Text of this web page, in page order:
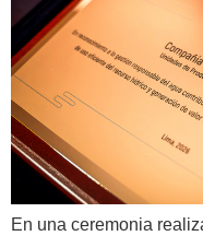
En una ceremonia